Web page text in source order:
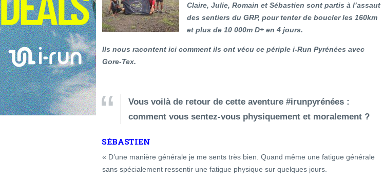
Claire, Julie, Romain et Sébastien sont partis à l’assaut
des sentiers du GRP, pour tenter de boucler les 160km
et plus de 10 000m D+ en 4 jours.
Ils nous racontent ici comment ils ont vécu ce périple i-Run Pyrénées avec
Gore-Tex.
Vous voilà de retour de cette aventure #irunpyrénées :
comment vous sentez-vous physiquement et moralement ?
SÉBASTIEN
« D’une manière générale je me sents très bien. Quand même une fatigue générale
sans spécialement ressentir une fatigue physique sur quelques jours.